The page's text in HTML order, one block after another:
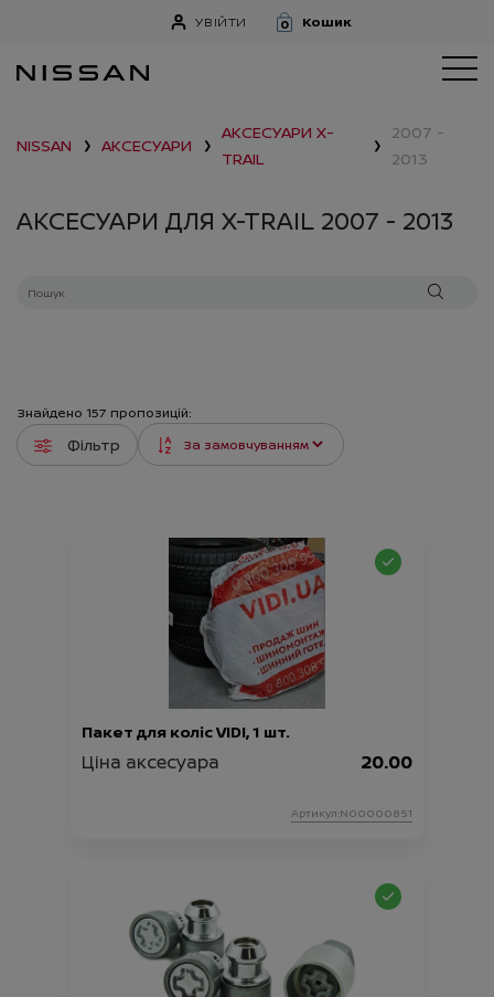
УВІЙТИ 0 Кошик
NISSAN ❯ АКСЕСУАРИ ❯
АКСЕСУАРИ X-
TRAIL
❯
2007 -
2013
АКСЕСУАРИ ДЛЯ X-TRAIL 2007 - 2013
Знайдено 157 пропозицій:
Фільтр
Пакет для коліс VIDI, 1 шт.
Ціна аксесуара 20.00
Артикул:N00000851